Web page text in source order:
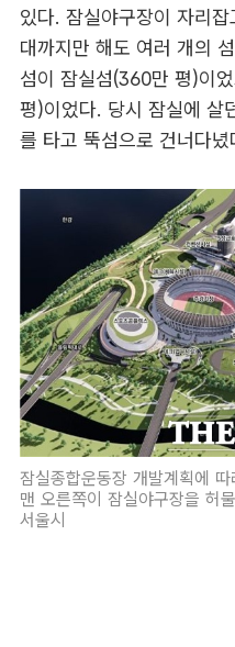
있다. 잠실야구장이 자리
대까지만 해도 여러 개의
섬이 잠실섬(360만 평)이
평)이었다. 당시 잠실에 살
를 타고 뚝섬으로 건너다녔
잠실종합운동장 개발계획에
맨 오른쪽이 잠실야구장을 허
서울시